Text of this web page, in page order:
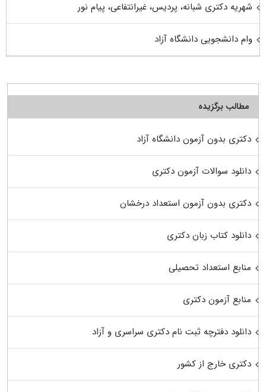
شهریه دکتری شبانه، پردیس، غیرانتفاعی، پیام نور
وام دانشجویی دانشگاه آزاد
مطالب برگزیده
دکتری بدون آزمون دانشگاه آزاد
دانلود سوالات آزمون دکتری
دکتری بدون آزمون استعداد درخشان
دانلود کتاب زبان دکتری
منابع استعداد تحصیلی
منابع آزمون دکتری
دانلود دفترچه ثبت نام دکتری سراسری و آزاد
دکتری خارج از کشور